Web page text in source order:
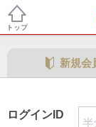
トップ
新規会
ログインID